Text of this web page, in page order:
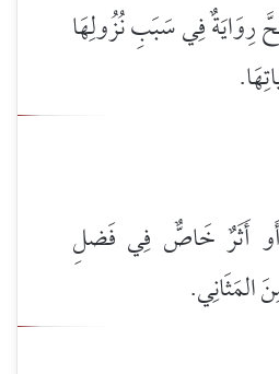
رِوَايَةٌ فِي سَبَبِ نُزُولِهَا
أَثَرٌ خَاصٌّ فِي فَضلِ
المَثَانِي.